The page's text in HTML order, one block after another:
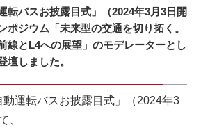
転バスお披露目式」（2024年3月3日開
ジウム「未来型の交通を切り拓く。
線とL4への展望」のモデレーターとし
壇しました。
運転バスお披露目式」（2024年3
、